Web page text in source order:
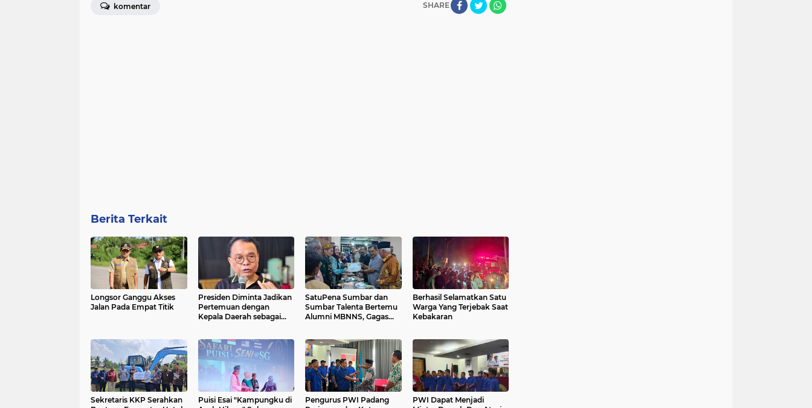
SHARE
komentar
Berita Terkait
Longsor Ganggu Akses
Jalan Pada Empat Titik
Presiden Diminta Jadikan
Pertemuan dengan
Kepala Daerah sebagai
SatuPena Sumbar dan
Sumbar Talenta Bertemu
Alumni MBNNS, Gagas
Budaya
Berhasil Selamatkan Satu
Warga Yang Terjebak Saat
Kebakaran
Sekretaris KKP Serahkan
Puisi Esai "Kampungku di
Pengurus PWI Padang
PWI Dapat Menjadi